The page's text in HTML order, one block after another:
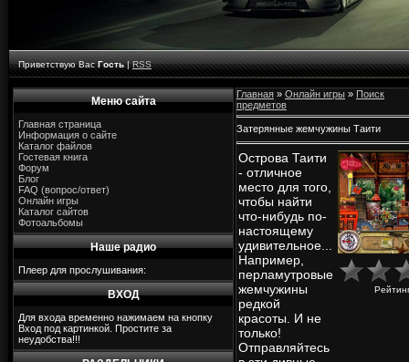
Приветствую Вас Гость|RSS
Меню сайта
Главная страница
Информация о сайте
Каталог файлов
Гостевая книга
Форум
Блог
FAQ (вопрос/ответ)
Онлайн игры
Каталог сайтов
Фотоальбомы
Наше радио
Плеер для прослушивания:
ВХОД
Для входа временно нажимаем на кнопку
Вход под картинкой. Простите за
неудобства!!!
Главная » Онлайн игры » Поиск
предметов
Затерянные жемчужины Таити
Острова Таити
- отличное
место для того,
чтобы найти
что-нибудь по-
настоящему
удивительное...
Например,
перламутровые
жемчужины
редкой
красоты. И не
только!
Отправляйтесь